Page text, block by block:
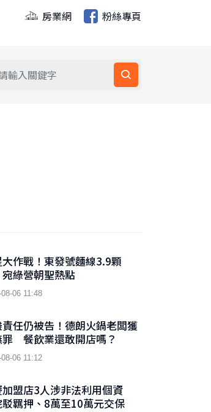
房業網 粉絲專頁
大作戰！東發號麵線3.9顆
綠營朝聖熱點
06 11:48
任仍被告！德朗火鍋老闆獲
罪 餐飲業還敢開店嗎？
06 11:12
盟店3人涉非法利用個資
羈押、8萬至10萬元交保